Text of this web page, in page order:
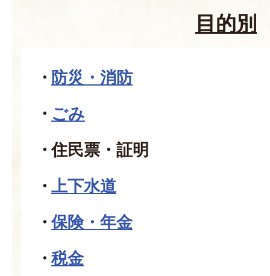
目的別
防災・消防
ごみ
住民票・証明
上下水道
保険・年金
税金